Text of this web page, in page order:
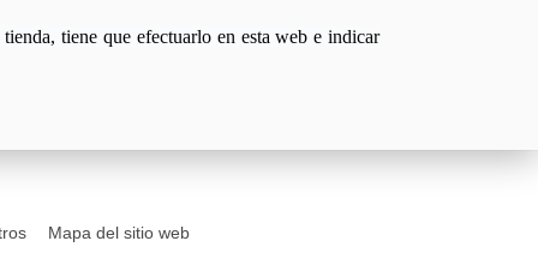
tiene que efectuarlo en esta web e indicar
Mapa del sitio web